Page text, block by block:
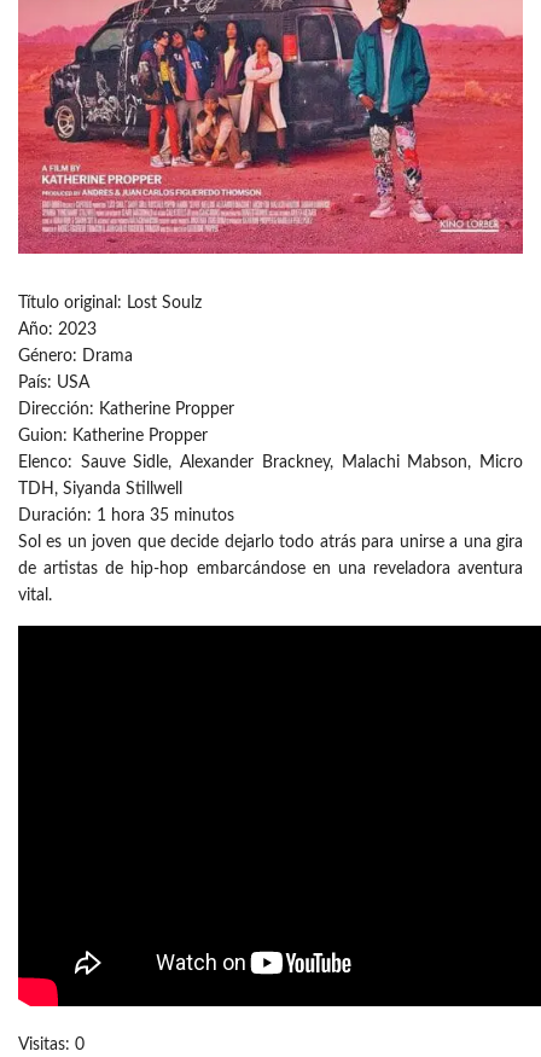
Título original: Lost Soulz
Año: 2023
Género: Drama
País: USA
Dirección: Katherine Propper
Guion: Katherine Propper
Elenco: Sauve Sidle, Alexander Brackney, Malachi Mabson, Micro
TDH, Siyanda Stillwell
Duración: 1 hora 35 minutos
Sol es un joven que decide dejarlo todo atrás para unirse a una gira
de artistas de hip-hop embarcándose en una reveladora aventura
vital.
Visitas: 0